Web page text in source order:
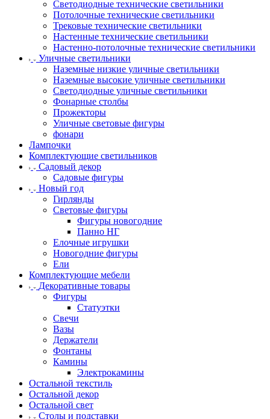
Светодиодные технические светильники
Потолочные технические светильники
Трековые технические светильники
Настенные технические светильники
Настенно-потолочные технические светильники
Уличные светильники
Наземные низкие уличные светильники
Наземные высокие уличные светильники
Светодиодные уличные светильники
Фонарные столбы
Прожекторы
Уличные световые фигуры
фонари
Лампочки
Комплектующие светильников
Садовый декор
Садовые фигуры
Новый год
Гирлянды
Световые фигуры
Фигуры новогодние
Панно НГ
Елочные игрушки
Новогодние фигуры
Ели
Комплектующие мебели
Декоративные товары
Фигуры
Статуэтки
Свечи
Вазы
Держатели
Фонтаны
Камины
Электрокамины
Остальной текстиль
Остальной декор
Остальной свет
Столы и подставки